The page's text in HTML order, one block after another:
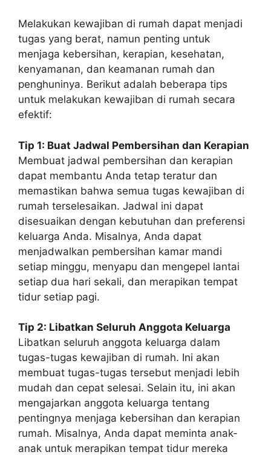
Melakukan kewajiban di rumah dapat menjadi
tugas yang berat, namun penting untuk
menjaga kebersihan, kerapian, kesehatan,
kenyamanan, dan keamanan rumah dan
penghuninya. Berikut adalah beberapa tips
untuk melakukan kewajiban di rumah secara
efektif:
Tip 1: Buat Jadwal Pembersihan dan Kerapian
Membuat jadwal pembersihan dan kerapian
dapat membantu Anda tetap teratur dan
memastikan bahwa semua tugas kewajiban di
rumah terselesaikan. Jadwal ini dapat
disesuaikan dengan kebutuhan dan preferensi
keluarga Anda. Misalnya, Anda dapat
menjadwalkan pembersihan kamar mandi
setiap minggu, menyapu dan mengepel lantai
setiap dua hari sekali, dan merapikan tempat
tidur setiap pagi.
Tip 2: Libatkan Seluruh Anggota Keluarga
Libatkan seluruh anggota keluarga dalam
tugas-tugas kewajiban di rumah. Ini akan
membuat tugas-tugas tersebut menjadi lebih
mudah dan cepat selesai. Selain itu, ini akan
mengajarkan anggota keluarga tentang
pentingnya menjaga kebersihan dan kerapian
rumah. Misalnya, Anda dapat meminta anak-
anak untuk merapikan tempat tidur mereka